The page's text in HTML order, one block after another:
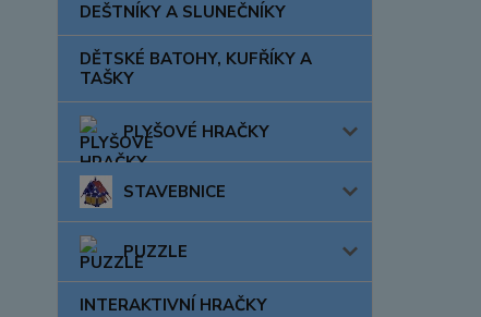
DEŠTNÍKY A SLUNEČNÍKY
DĚTSKÉ BATOHY, KUFŘÍKY A
TAŠKY
PLYŠOVÉ HRAČKY
STAVEBNICE
PUZZLE
INTERAKTIVNÍ HRAČKY